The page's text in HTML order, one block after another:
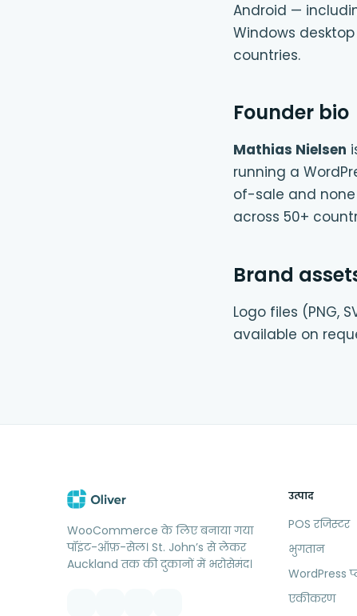
Android —
Windows
countries.
Founder bio
Mathias Nielsen
running a
of-sale and none
across 50+
Brand
Logo files (PNG,
available on
WooCommerce के लिए बनाया गया
पॉइंट-ऑफ़-सेल। St. John’s से लेकर
Auckland तक की दुकानों में भरोसेमंद।
उत्पाद
POS रजिस्टर
भुगतान
WordPress
एकीकरण